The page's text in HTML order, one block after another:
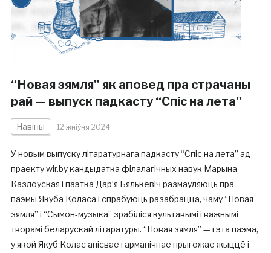
“Новая зямля” як аповед пра страчаны
рай — выпуск падкасту “Спіс на лета”
Навіны 12 жніўня 2024
У новым выпуску літаратурнага падкасту “Спіс на лета” ад
праекту wir.by кандыдатка філалагічных навук Марына
Казлоўская і паэтка Дар’я Бялькевіч размаўляюць пра
паэмы Якуба Коласа і спрабуюць разабрацца, чаму “Новая
зямля” і “Сымон-музыка” зрабіліся культавымі і важнымі
творамі беларускай літаратуры. “Новая зямля” — гэта паэма,
у якой Якуб Колас апісвае гарманічнае прыгожае жыццё і